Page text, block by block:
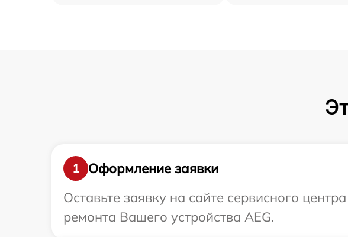
1
Оформление заявки
Оставьте заявку на сайте сервисного
ремонта Вашего устройства AEG.